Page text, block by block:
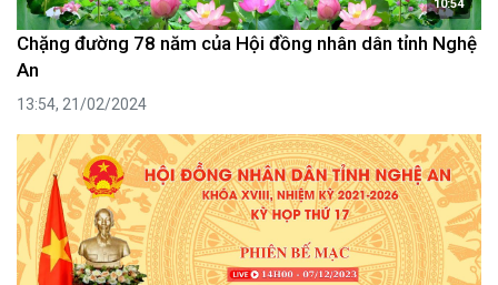
10:54
Chặng đường 78 năm của Hội đồng nhân dân tỉnh Nghệ
An
13:54, 21/02/2024